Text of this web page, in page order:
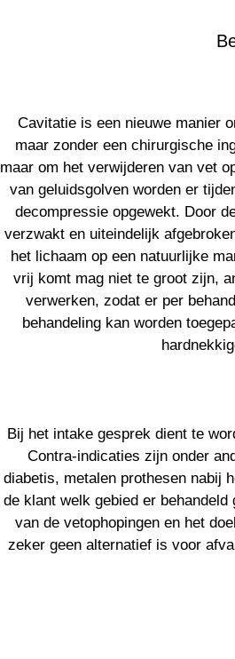
Cavitatie is een nieuwe manier
maar zonder een chirurgische
maar om het verwijderen van vet
van geluidsgolven worden er
decompressie opgewekt. Door
verzwakt en uiteindelijk
het lichaam op een natuurlijke
vrij komt mag niet te groot zijn,
verwerken, zodat er per
behandeling kan worden
Bij het intake gesprek dient te
Contra-indicaties zijn onder
diabetis, metalen prothesen nabij
de klant welk gebied er
van de vetophopingen en het
zeker geen alternatief is voor